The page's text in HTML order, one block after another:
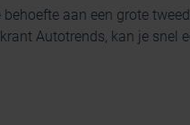
aan een grote
Autotrends, kan je